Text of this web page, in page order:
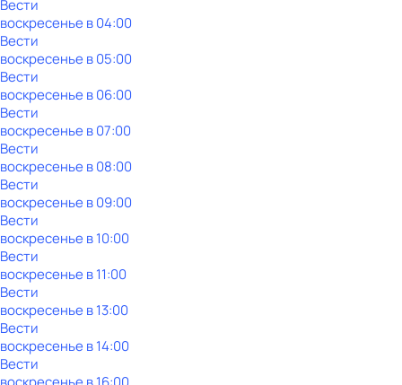
Вести
воскресенье в04:00
Вести
воскресенье в05:00
Вести
воскресенье в06:00
Вести
воскресенье в07:00
Вести
воскресенье в08:00
Вести
воскресенье в09:00
Вести
воскресенье в10:00
Вести
воскресенье в11:00
Вести
воскресенье в13:00
Вести
воскресенье в14:00
Вести